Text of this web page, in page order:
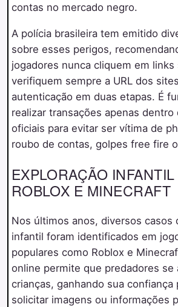
contas no mercado negro.
A polícia brasileira tem emitido
sobre esses perigos,
jogadores nunca cliquem em links
verifiquem sempre a URL dos
autenticação em duas etapas. É
realizar transações apenas dentro
oficiais para evitar ser vítima de
roubo de contas, golpes free fire
EXPLORAÇÃO
ROBLOX E MINECRAFT
Nos últimos anos, diversos casos
infantil foram identificados em
populares como Roblox e
online permite que predadores se
crianças, ganhando sua confiança
solicitar imagens ou informações